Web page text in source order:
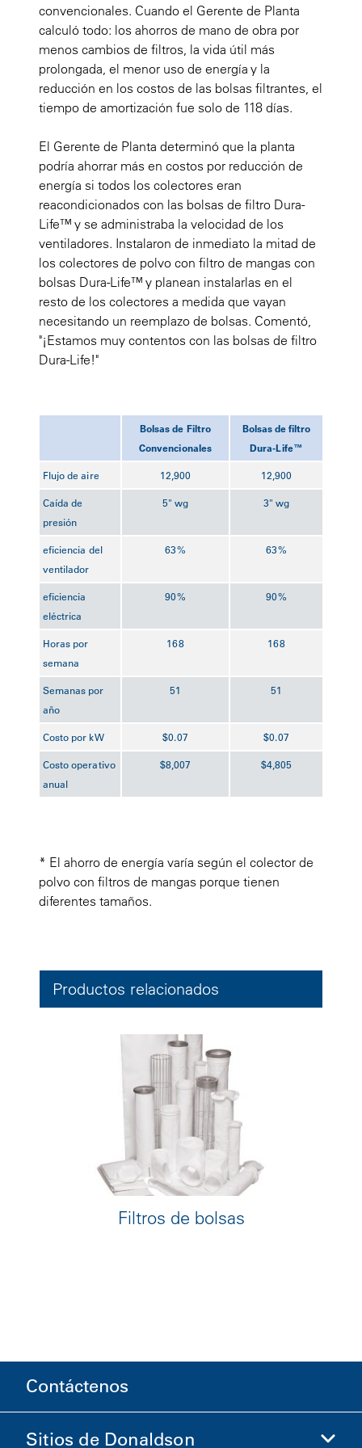
convencionales. Cuando el Gerente de Planta
calculó todo: los ahorros de mano de obra por
menos cambios de filtros, la vida útil más
prolongada, el menor uso de energía y la
reducción en los costos de las bolsas filtrantes, el
tiempo de amortización fue solo de 118 días.
El Gerente de Planta determinó que la planta
podría ahorrar más en costos por reducción de
energía si todos los colectores eran
reacondicionados con las bolsas de filtro Dura-
Life™ y se administraba la velocidad de los
ventiladores. Instalaron de inmediato la mitad de
los colectores de polvo con filtro de mangas con
bolsas Dura-Life™ y planean instalarlas en el
resto de los colectores a medida que vayan
necesitando un reemplazo de bolsas. Comentó,
"¡Estamos muy contentos con las bolsas de filtro
Dura-Life!"
Bolsas de Filtro
Convencionales
Bolsas de filtro
Dura-Life™
Flujo de aire 12,900 12,900
Caída de
presión
5" wg 3" wg
eficiencia del
ventilador
63% 63%
eficiencia
eléctrica
90% 90%
Horas por
semana
168 168
Semanas por
año
51 51
Costo por kW $0.07 $0.07
Costo operativo
anual
$8,007 $4,805
* El ahorro de energía varía según el colector de
polvo con filtros de mangas porque tienen
diferentes tamaños.
Productos relacionados
Filtros de bolsas
Contáctenos
Sitios de Donaldson